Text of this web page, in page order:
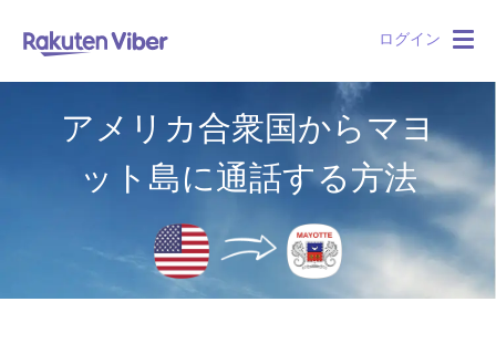
ログイン
アメリカ合衆国からマヨ
ット島に通話する方法